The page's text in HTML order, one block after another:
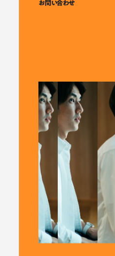
お問い合わせ
次の景色を見ませんか。